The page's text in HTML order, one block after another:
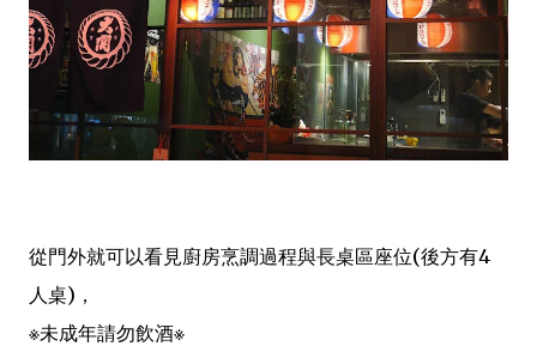
從門外就可以看見廚房烹調過程與長桌區座位(後方有4
人桌)，
※未成年請勿飲酒※